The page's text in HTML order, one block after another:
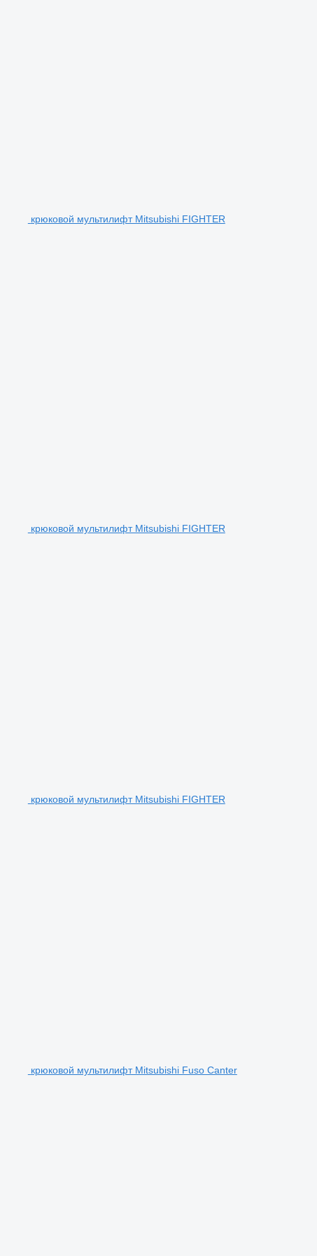
крюковой мультилифт Mitsubishi FIGHTER
крюковой мультилифт Mitsubishi FIGHTER
крюковой мультилифт Mitsubishi FIGHTER
крюковой мультилифт Mitsubishi Fuso Canter